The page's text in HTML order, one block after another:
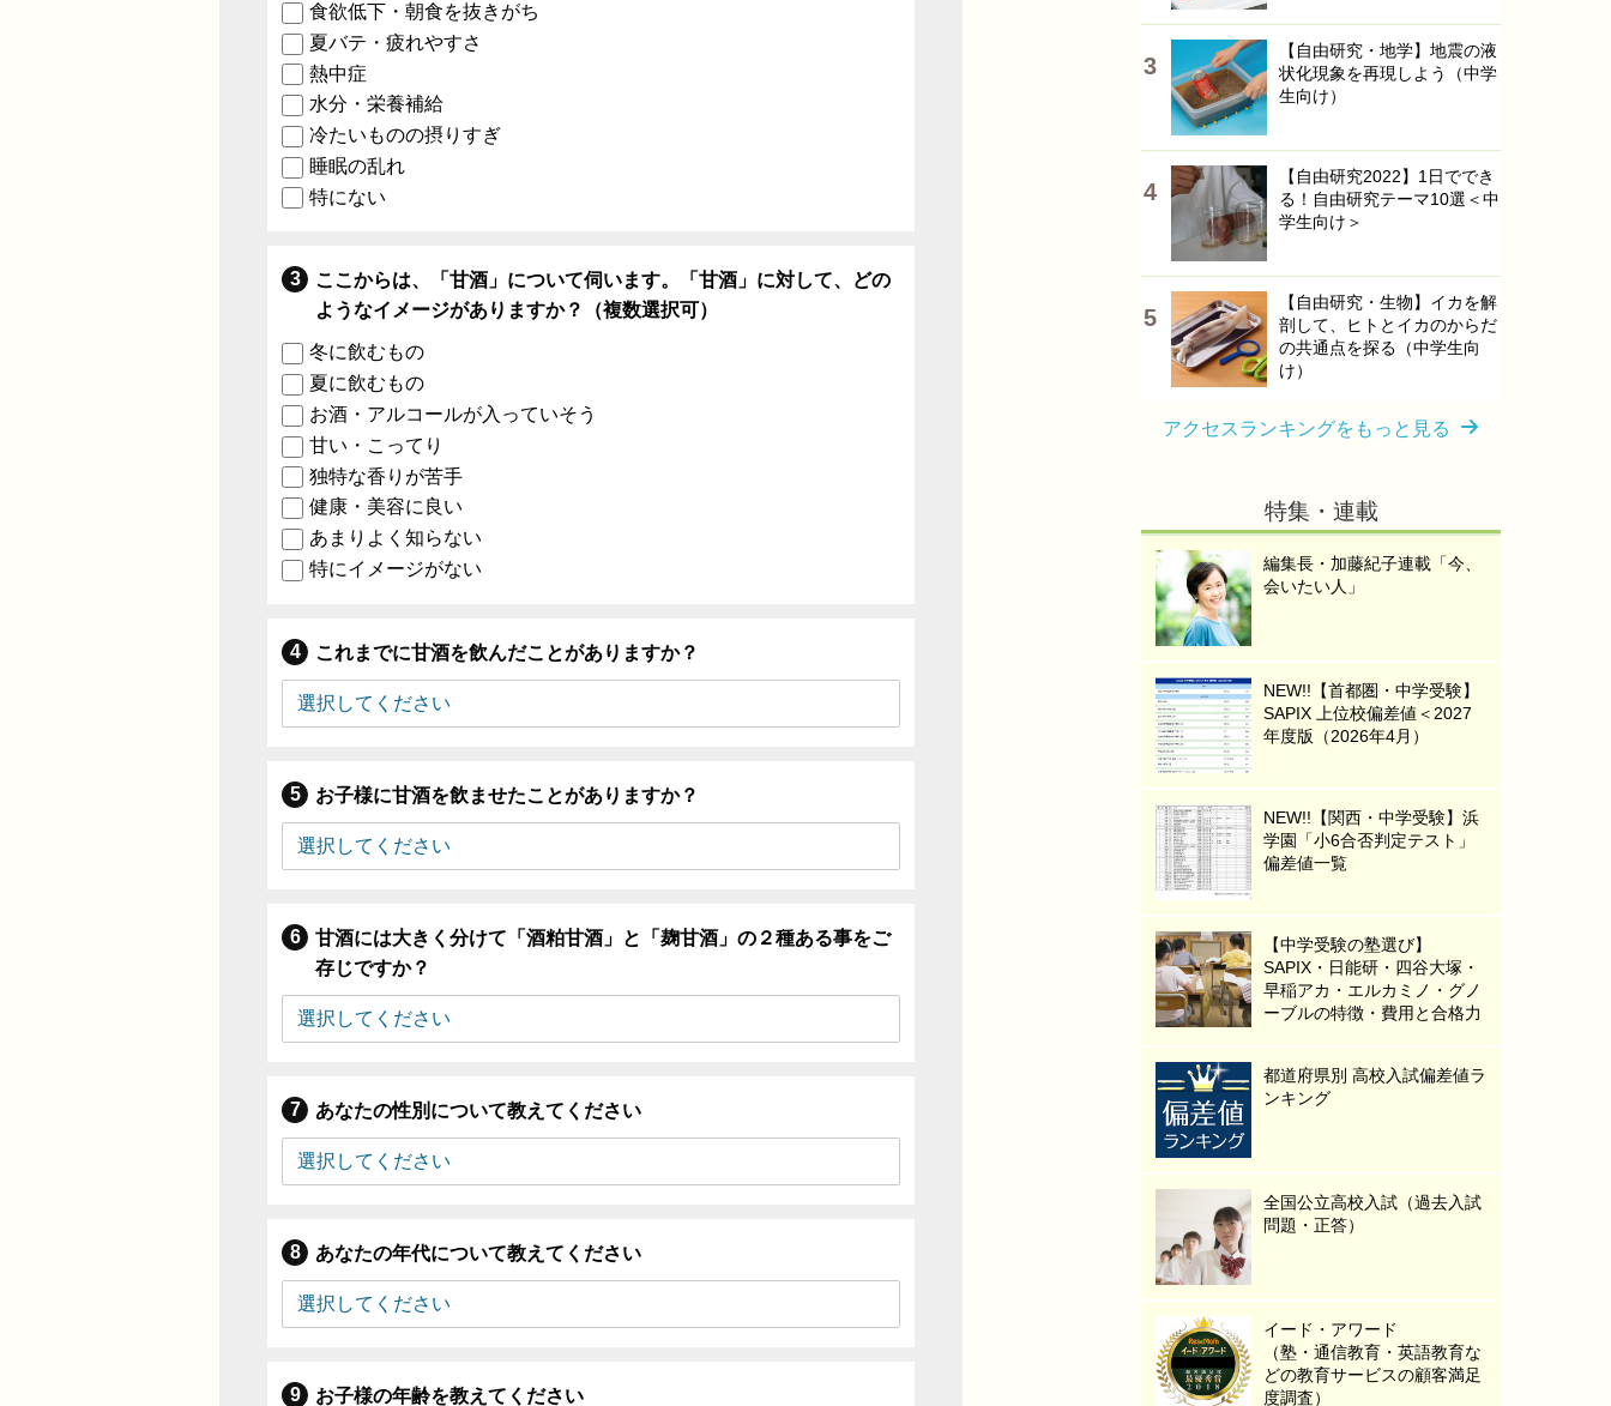
食欲低下・朝食を抜きがち
夏バテ・疲れやすさ
熱中症
水分・栄養補給
冷たいものの摂りすぎ
睡眠の乱れ
特にない
ここからは、「甘酒」について伺います。「甘酒」に対して、どの
ようなイメージがありますか？（複数選択可）
冬に飲むもの
夏に飲むもの
お酒・アルコールが入っていそう
甘い・こってり
独特な香りが苦手
健康・美容に良い
あまりよく知らない
特にイメージがない
これまでに甘酒を飲んだことがありますか？
お子様に甘酒を飲ませたことがありますか？
甘酒には大きく分けて「酒粕甘酒」と「麹甘酒」の２種ある事をご
存じですか？
あなたの性別について教えてください
あなたの年代について教えてください
お子様の年齢を教えてください
【自由研究・地学】地震の液
状化現象を再現しよう（中学
生向け）
【自由研究2022】1日ででき
る！自由研究テーマ10選＜中
学生向け＞
【自由研究・生物】イカを解
剖して、ヒトとイカのからだ
の共通点を探る（中学生向
け）
アクセスランキングをもっと見る
特集・連載
編集長・加藤紀子連載「今、
会いたい人」
NEW!!【首都圏・中学受験】
SAPIX 上位校偏差値＜2027
年度版（2026年4月）
NEW!!【関西・中学受験】浜
学園「小6合否判定テスト」
偏差値一覧
【中学受験の塾選び】
SAPIX・日能研・四谷大塚・
早稲アカ・エルカミノ・グノ
ーブルの特徴・費用と合格力
都道府県別 高校入試偏差値ラ
ンキング
全国公立高校入試（過去入試
問題・正答）
イード・アワード
（塾・通信教育・英語教育な
どの教育サービスの顧客満足
度調査）